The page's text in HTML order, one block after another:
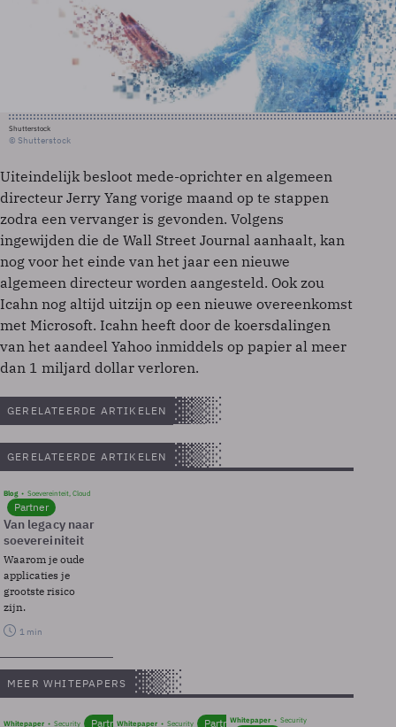
Shutterstock
© Shutterstock
Uiteindelijk besloot mede-oprichter en algemeen
directeur Jerry Yang vorige maand op te stappen
zodra een vervanger is gevonden. Volgens
ingewijden die de Wall Street Journal aanhaalt, kan
nog voor het einde van het jaar een nieuwe
algemeen directeur worden aangesteld. Ook zou
Icahn nog altijd uitzijn op een nieuwe overeenkomst
met Microsoft. Icahn heeft door de koersdalingen
van het aandeel Yahoo inmiddels op papier al meer
dan 1 miljard dollar verloren.
GERELATEERDE ARTIKELEN
GERELATEERDE ARTIKELEN
Blog Soevereinteit, Cloud
Partner
Van legacy naar
soevereiniteit
Waarom je oude
applicaties je
grootste risico
zijn.
1 min
MEER WHITEPAPERS
Whitepaper Security PartnerWhitepaper Security PartnerWhitepaper Security